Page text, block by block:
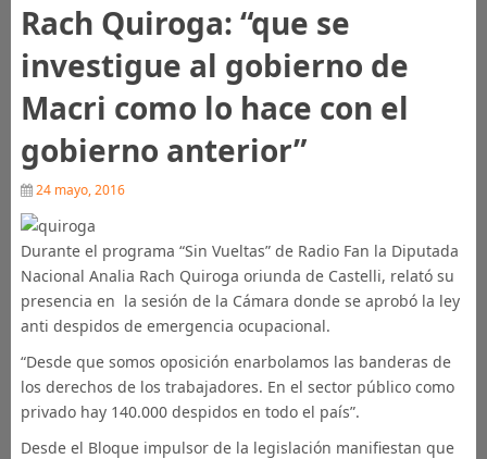
Rach Quiroga: “que se
investigue al gobierno de
Macri como lo hace con el
gobierno anterior”
24 mayo, 2016
Durante el programa “Sin Vueltas” de Radio Fan la Diputada
Nacional Analia Rach Quiroga oriunda de Castelli, relató su
presencia en la sesión de la Cámara donde se aprobó la ley
anti despidos de emergencia ocupacional.
“Desde que somos oposición enarbolamos las banderas de
los derechos de los trabajadores. En el sector público como
privado hay 140.000 despidos en todo el país”.
Desde el Bloque impulsor de la legislación manifiestan que